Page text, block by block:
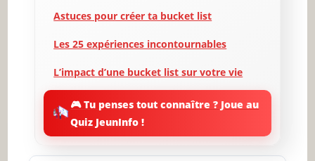
Astuces pour créer ta bucket list
Les 25 expériences incontournables
L’impact d’une bucket list sur votre vie
Adapter ta bucket list au fil du temps
Les pièges à éviter lors de la création
d’une bucket list
🎮 Tu penses tout connaître ? Joue au
Quiz JeunInfo !